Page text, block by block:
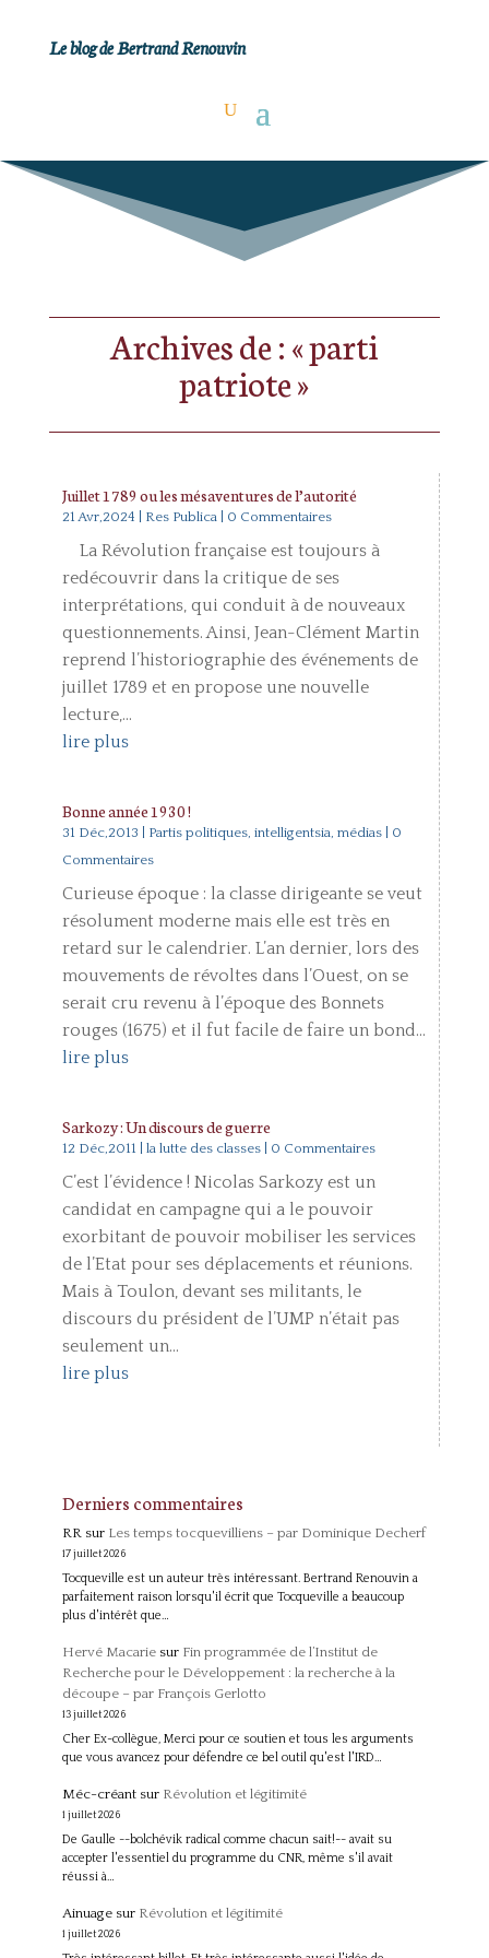
Le blog de Bertrand Renouvin
Archives de : « parti
patriote »
Juillet 1789 ou les mésaventures de l’autorité
21 Avr,2024 Res Publica| 0 Commentaires
La Révolution française est toujours à
redécouvrir dans la critique de ses
interprétations, qui conduit à de nouveaux
questionnements. Ainsi, Jean-Clément Martin
reprend l’historiographie des événements de
juillet 1789 et en propose une nouvelle
lecture,...
lire plus
Bonne année 1930 !
31 Déc,2013 Partis politiques, intelligentsia, médias| 0
Commentaires
Curieuse époque : la classe dirigeante se veut
résolument moderne mais elle est très en
retard sur le calendrier. L’an dernier, lors des
mouvements de révoltes dans l’Ouest, on se
serait cru revenu à l’époque des Bonnets
rouges (1675) et il fut facile de faire un bond...
lire plus
Sarkozy : Un discours de guerre
12 Déc,2011 la lutte des classes| 0 Commentaires
C’est l’évidence ! Nicolas Sarkozy est un
candidat en campagne qui a le pouvoir
exorbitant de pouvoir mobiliser les services
de l’Etat pour ses déplacements et réunions.
Mais à Toulon, devant ses militants, le
discours du président de l’UMP n’était pas
seulement un...
lire plus
Derniers commentaires
RRsur Les temps tocquevilliens – par Dominique Decherf
17 juillet 2026
Tocqueville est un auteur très intéressant. Bertrand Renouvin a
parfaitement raison lorsqu'il écrit que Tocqueville a beaucoup
plus d'intérêt que…
Hervé Macariesur Fin programmée de l’Institut de
Recherche pour le Développement : la recherche à la
découpe – par François Gerlotto
13 juillet 2026
Cher Ex-collègue, Merci pour ce soutien et tous les arguments
que vous avancez pour défendre ce bel outil qu'est l'IRD…
Méc-créantsur Révolution et légitimité
1 juillet 2026
De Gaulle --bolchévik radical comme chacun sait!-- avait su
accepter l'essentiel du programme du CNR, même s'il avait
réussi à…
Ainuagesur Révolution et légitimité
1 juillet 2026